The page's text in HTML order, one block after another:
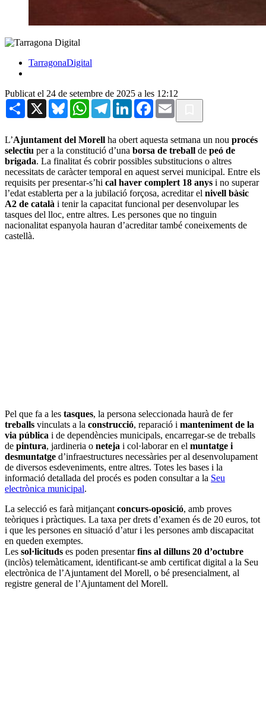
TarragonaDigital
Publicat el 24 de setembre de 2025 a les 12:12
Share X BlueskyWhatsAppTelegramLinkedInFacebook
Email
L’Ajuntament del Morell ha obert aquesta setmana un nou procés
selectiu per a la constitució d’una borsa de treball de peó de
brigada. La finalitat és cobrir possibles substitucions o altres
necessitats de caràcter temporal en aquest servei municipal. Entre els
requisits per presentar-s’hi cal haver complert 18 anys i no superar
l’edat establerta per a la jubilació forçosa, acreditar el nivell bàsic
A2 de català i tenir la capacitat funcional per desenvolupar les
tasques del lloc, entre altres. Les persones que no tinguin
nacionalitat espanyola hauran d’acreditar també coneixements de
castellà.
Pel que fa a les tasques, la persona seleccionada haurà de fer
treballs vinculats a la construcció, reparació i manteniment de la
via pública i de dependències municipals, encarregar-se de treballs
de pintura, jardineria o neteja i col·laborar en el muntatge i
desmuntatge d’infraestructures necessàries per al desenvolupament
de diversos esdeveniments, entre altres. Totes les bases i la
informació detallada del procés es poden consultar a la Seu
electrònica municipal.
La selecció es farà mitjançant concurs-oposició, amb proves
teòriques i pràctiques. La taxa per drets d’examen és de 20 euros, tot
i que les persones en situació d’atur i les persones amb discapacitat
en queden exemptes.
Les sol·licituds es poden presentarfins al dilluns 20 d’octubre
(inclòs) telemàticament, identificant-se amb certificat digital a la Seu
electrònica de l’Ajuntament del Morell, o bé presencialment, al
registre general de l’Ajuntament del Morell.